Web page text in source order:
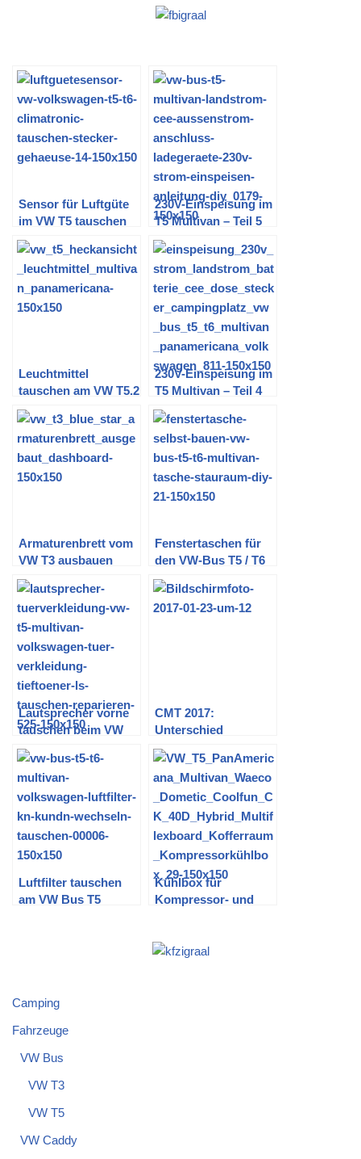
Sensor für Luftgüte
im VW T5 tauschen
(letzter Teil)
230V-Einspeisung im
T5 Multivan – Teil 5
(Fertigstellung
Innenraum)
Leuchtmittel
tauschen am VW T5.2
Multivan und
anderen – Teil 2
230V-Einspeisung im
T5 Multivan – Teil 4
(Fertigstellung CEE-
Dose im Motorraum)
Armaturenbrett vom
VW T3 ausbauen
Fenstertaschen für
den VW-Bus T5 / T6
selber machen
Lautsprecher vorne
tauschen beim VW
T5 (Türverkleidung
abbauen)
CMT 2017:
Unterschied
zwischen Dometic
CoolFun CK 40D
Hybrid und Waeco
CoolFun CK 40D
Hybrid?
Luftfilter tauschen
am VW Bus T5
Kühlbox für
Kompressor- und
Camping
Fahrzeuge
VW Bus
VW T3
VW T5
VW Caddy